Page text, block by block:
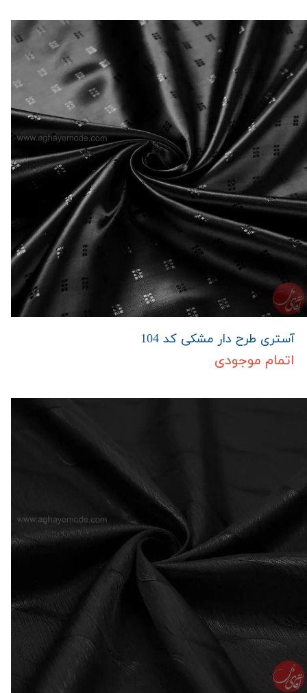
آستری طرح دار مشکی کد 104
اتمام موجودی